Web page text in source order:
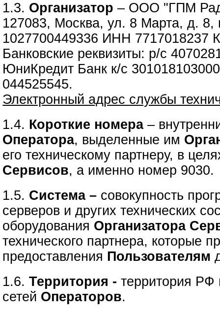
1.3. Организатор– ООО "ГПМ
127083, Москва, ул. 8 Марта, д.
1027700449336 ИНН 7717018237
Банковские реквизиты: р/с
ЮниКредит Банк к/с
044525545.
Электронный адрес службы
1.4. Короткие номера–
Оператора, выделенные им
его техническому партнеру, в
Сервисов, а именно номер 9030.
1.5. Система – совокупность
серверов и других технических
оборудования Организатора
технического партнера, которые
предоставления Пользователям
1.6.Территория -территория РФ
сетей Операторов.